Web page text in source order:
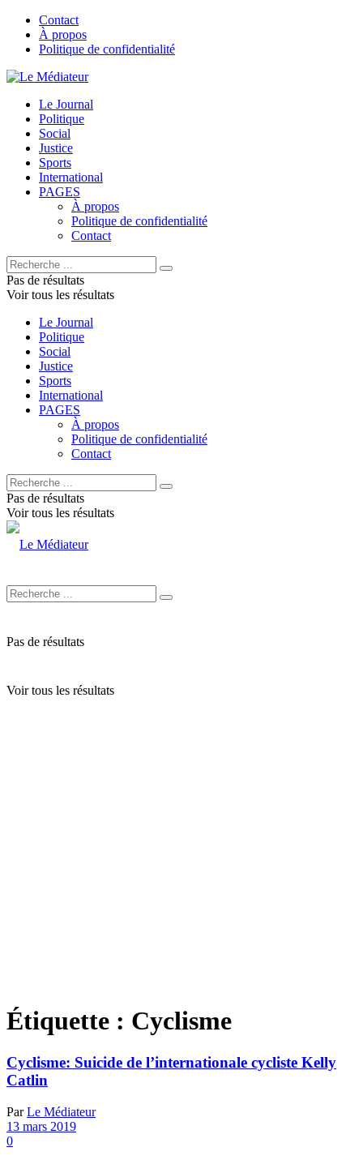
Contact
À propos
Politique de confidentialité
Le Journal
Politique
Social
Justice
Sports
International
PAGES
À propos
Politique de confidentialité
Contact
Pas de résultats
Voir tous les résultats
Le Journal
Politique
Social
Justice
Sports
International
PAGES
À propos
Politique de confidentialité
Contact
Pas de résultats
Voir tous les résultats
Pas de résultats
Voir tous les résultats
Étiquette : Cyclisme
Cyclisme: Suicide de l’internationale cycliste Kelly
Catlin
Par Le Médiateur
13 mars 2019
0